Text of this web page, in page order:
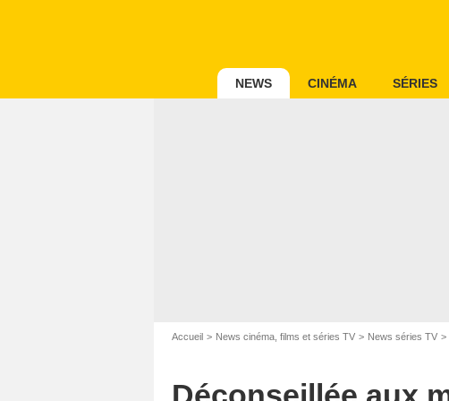
NEWS CINÉMA SÉRIES
Accueil News cinéma, films et séries TV News séries TV